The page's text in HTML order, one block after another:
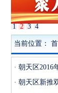
1 2 3 4
当前位置：
· 朝天区2016
· 朝天区新推